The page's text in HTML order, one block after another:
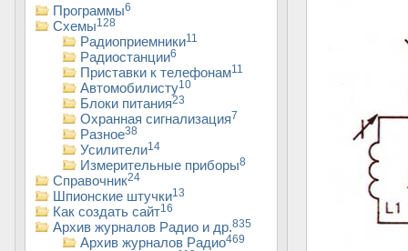
Программы6
Схемы128
Радиоприемники11
Радиостанции6
Приставки к телефонам11
Автомобилисту10
Блоки питания23
Охранная сигнализация7
Разное38
Усилители14
Измерительные приборы8
Справочник24
Шпионские штучки13
Как создать сайт16
Архив журналов Радио и др.835
Архив журналов Радио469